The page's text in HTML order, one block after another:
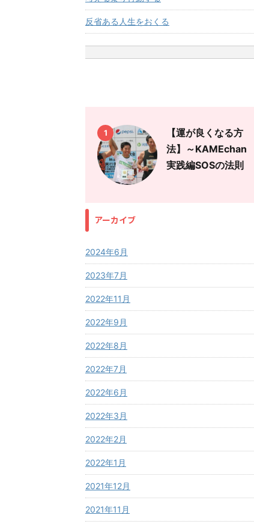
反省ある人生をおくる
1
【運が良くなる方
法】～KAMEchan
実践編SOSの法則
アーカイブ
2024年6月
2023年7月
2022年11月
2022年9月
2022年8月
2022年7月
2022年6月
2022年3月
2022年2月
2022年1月
2021年12月
2021年11月